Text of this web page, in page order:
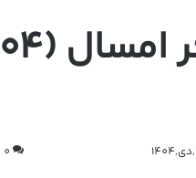
0